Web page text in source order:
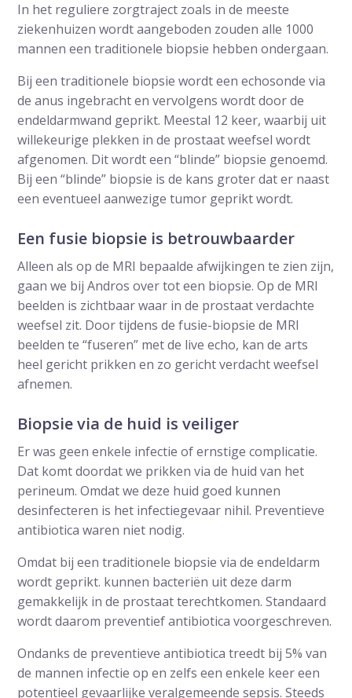
In het reguliere zorgtraject zoals in de meeste
ziekenhuizen wordt aangeboden zouden alle 1000
mannen een traditionele biopsie hebben ondergaan.
Bij een traditionele biopsie wordt een echosonde via
de anus ingebracht en vervolgens wordt door de
endeldarmwand geprikt. Meestal 12 keer, waarbij uit
willekeurige plekken in de prostaat weefsel wordt
afgenomen. Dit wordt een “blinde” biopsie genoemd.
Bij een “blinde” biopsie is de kans groter dat er naast
een eventueel aanwezige tumor geprikt wordt.
Een fusie biopsie is betrouwbaarder
Alleen als op de MRI bepaalde afwijkingen te zien zijn,
gaan we bij Andros over tot een biopsie. Op de MRI
beelden is zichtbaar waar in de prostaat verdachte
weefsel zit. Door tijdens de fusie-biopsie de MRI
beelden te “fuseren” met de live echo, kan de arts
heel gericht prikken en zo gericht verdacht weefsel
afnemen.
Biopsie via de huid is veiliger
Er was geen enkele infectie of ernstige complicatie.
Dat komt doordat we prikken via de huid van het
perineum. Omdat we deze huid goed kunnen
desinfecteren is het infectiegevaar nihil. Preventieve
antibiotica waren niet nodig.
Omdat bij een traditionele biopsie via de endeldarm
wordt geprikt. kunnen bacteriën uit deze darm
gemakkelijk in de prostaat terechtkomen. Standaard
wordt daarom preventief antibiotica voorgeschreven.
Ondanks de preventieve antibiotica treedt bij 5% van
de mannen infectie op en zelfs een enkele keer een
potentieel gevaarlijke veralgemeende sepsis. Steeds